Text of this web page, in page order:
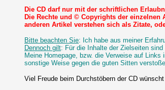
Die CD darf nur mit der schriftlichen
Die Rechte und © Copyrights der
anderen Artikel verstehen sich als Zitate,
Bitte beachten Sie: Ich habe aus meiner
Dennoch gilt: Für die Inhalte der Zielseiten
Meine Homepage, bzw. die Verweise auf
sonstige Weise gegen die guten Sitten
Viel Freude beim Durchstöbern der CD